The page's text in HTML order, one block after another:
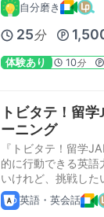
自分磨き
25分
体験あり 10分
トビタテ！留
ーニング
『トビタテ！留学
的に行動できる英語
いけれど、挑戦した
英語・英会話